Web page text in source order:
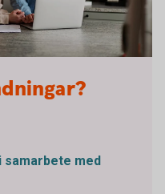
samarbete med